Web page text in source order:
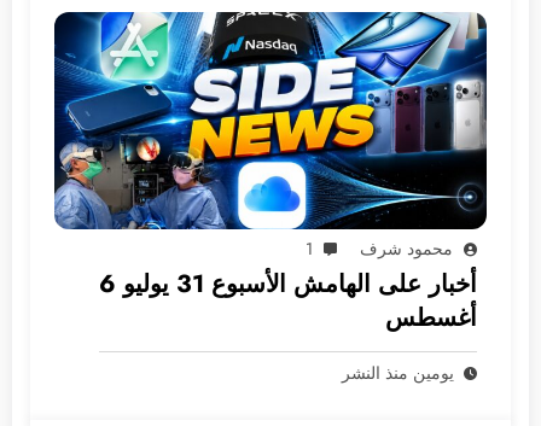
محمود شرف 1
أخبار على الهامش الأسبوع 31 يوليو 6
أغسطس
يومين منذ النشر